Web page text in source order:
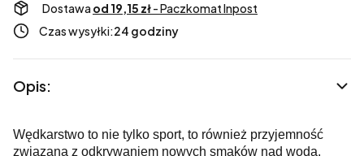
Dostawa od 19,15 zł- Paczkomat Inpost
Czas wysyłki:24 godziny
Opis:
Wędkarstwo to nie tylko sport, to również przyjemność
związana z odkrywaniem nowych smaków nad wodą.